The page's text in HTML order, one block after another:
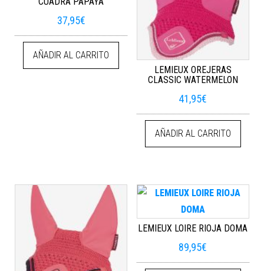
37,95€
AÑADIR AL CARRITO
LEMIEUX OREJERAS
CLASSIC WATERMELON
41,95€
AÑADIR AL CARRITO
LEMIEUX LOIRE RIOJA DOMA
89,95€